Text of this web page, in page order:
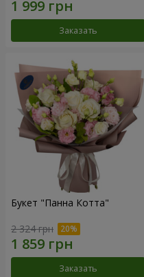
Заказать
Букет "Панна Котта"
2 324 грн
Заказать